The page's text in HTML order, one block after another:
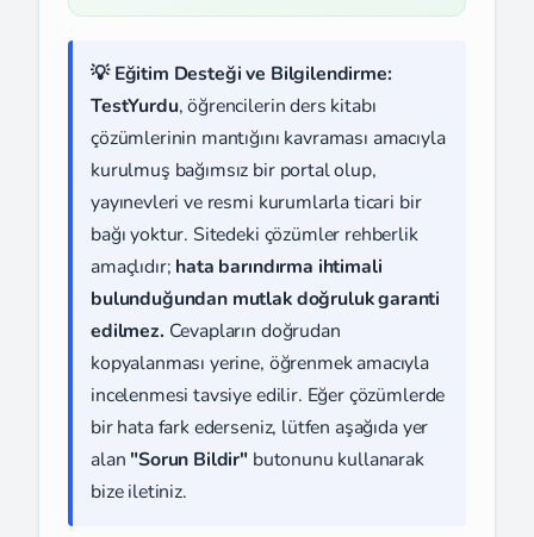
💡 Eğitim Desteği ve Bilgilendirme:
TestYurdu, öğrencilerin ders kitabı
çözümlerinin mantığını kavraması amacıyla
kurulmuş bağımsız bir portal olup,
yayınevleri ve resmi kurumlarla ticari bir
bağı yoktur. Sitedeki çözümler rehberlik
amaçlıdır; hata barındırma ihtimali
bulunduğundan mutlak doğruluk garanti
edilmez. Cevapların doğrudan
kopyalanması yerine, öğrenmek amacıyla
incelenmesi tavsiye edilir. Eğer çözümlerde
bir hata fark ederseniz, lütfen aşağıda yer
alan "Sorun Bildir" butonunu kullanarak
bize iletiniz.